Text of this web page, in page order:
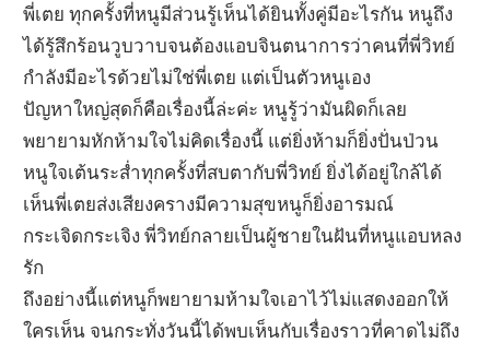
พี่เตย ทุกครั้งที่หนูมีส่วนรู้เห็นได้ยินทั้งคู่มีอะไรกัน หนูถึง
ได้รู้สึกร้อนวูบวาบจนต้องแอบจินตนาการว่าคนที่พี่วิทย์
กำลังมีอะไรด้วยไม่ใช่พี่เตย แต่เป็นตัวหนูเอง
ปัญหาใหญ่สุดก็คือเรื่องนี้ล่ะค่ะ หนูรู้ว่ามันผิดก็เลย
พยายามหักห้ามใจไม่คิดเรื่องนี้ แต่ยิ่งห้ามก็ยิ่งปั่นป่วน
หนูใจเต้นระส่ำทุกครั้งที่สบตากับพี่วิทย์ ยิ่งได้อยู่ใกล้ได้
เห็นพี่เตยส่งเสียงครางมีความสุขหนูก็ยิ่งอารมณ์
กระเจิดกระเจิง พี่วิทย์กลายเป็นผู้ชายในฝันที่หนูแอบหลง
รัก
ถึงอย่างนี้แต่หนูก็พยายามห้ามใจเอาไว้ไม่แสดงออกให้
ใครเห็น จนกระทั่งวันนี้ได้พบเห็นกับเรื่องราวที่คาดไม่ถึง